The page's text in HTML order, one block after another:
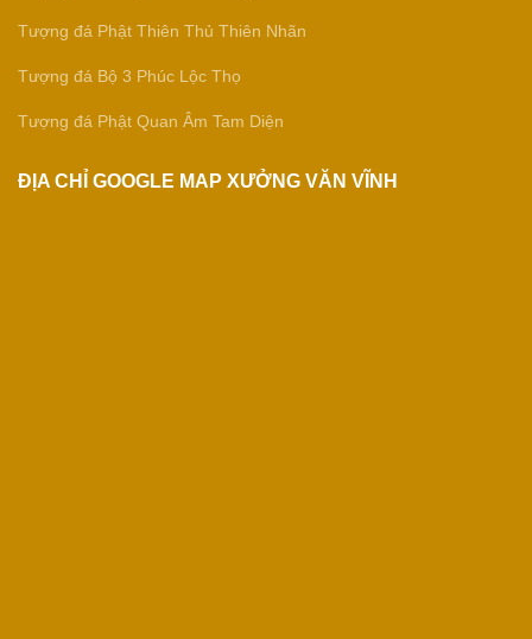
Tượng đá Phật Thiên Thủ Thiên Nhãn
Tượng đá Bộ 3 Phúc Lộc Thọ
Tượng đá Phật Quan Âm Tam Diện
ĐỊA CHỈ GOOGLE MAP XƯỞNG VĂN VĨNH